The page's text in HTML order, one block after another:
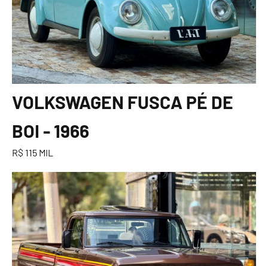
VOLKSWAGEN FUSCA PÉ DE
BOI - 1966
R$ 115 MIL